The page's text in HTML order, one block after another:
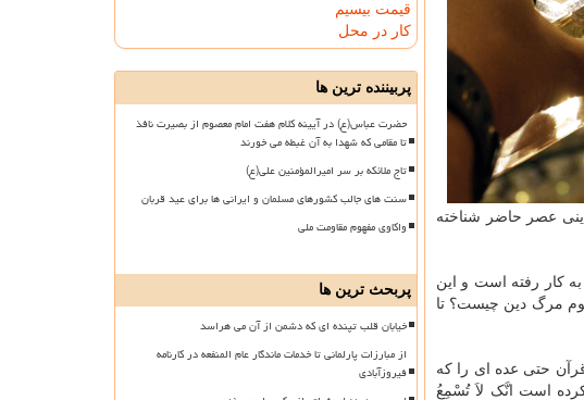
عصر حاضر شناخته
کار رفته است و این
مرگ دین چیست؟ تا
حتی عده ای را که
است انَّک لاَ تُسْمِعُ
قیمت بیسیم
کار در محل
پربیننده ترین ها
حضرت عباس(ع) در آیینه کلام هفت امام معصوم از بصیرت نافذ
تا مقامی که شهدا به آن غبطه می خورند
تاج ملائکه بر سر امیرالمؤمنین علی(ع)
سنت های جالب کشورهای مسلمان و ایرانی ها برای عید قربان
واکاوی مفهوم مقاومت ملی
پربحث ترین ها
خیابان قلب تپنده ای که دشمن از آن می هراسد
از مبارزات پارلمانی تا خدمات ماندگار عام المنفعه در کارنامه
فیروزآبادی